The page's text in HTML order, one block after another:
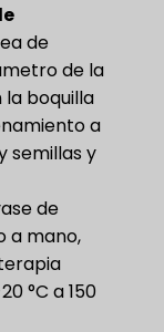
de
de la
boquilla
a
semillas y
de
a mano,
°C a 150